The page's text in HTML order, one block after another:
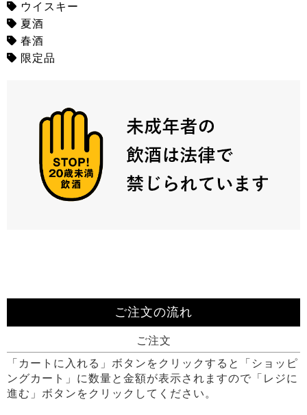
ウイスキー
夏酒
春酒
限定品
ご注文の流れ
ご注文
「カートに入れる」ボタンをクリックすると「ショッピ
ングカート」に数量と金額が表示されますので「レジに
進む」ボタンをクリックしてください。